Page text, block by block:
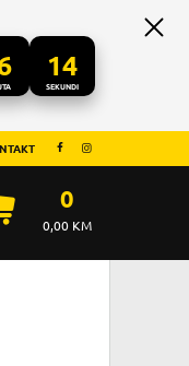
14
SEKUNDI
0
0,00KM